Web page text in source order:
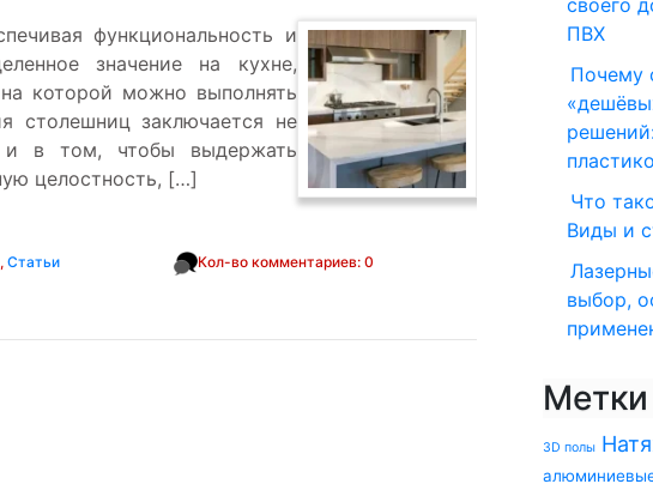
функциональность и
значение на кухне,
которой можно выполнять
столешниц заключается не
и в том, чтобы выдержать
целостность, […]
,Статьи Кол-во комментариев: 0
своего
ПВХ
Почему
Что
Виды и
выбор,
Метки
3D полы